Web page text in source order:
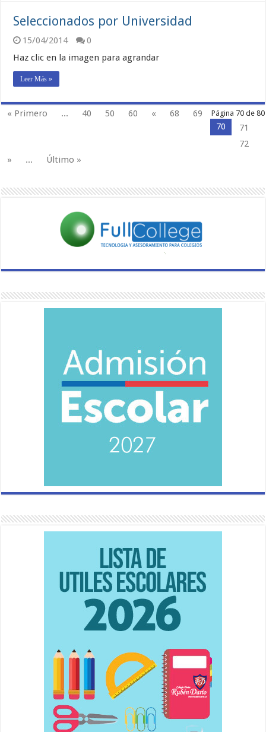
Seleccionados por Universidad
15/04/2014
0
Haz clic en la imagen para agrandar
Leer Más »
Página 70 de 80
« Primero ... 40 50 60 « 68
69
70
71
72
»
... Último »